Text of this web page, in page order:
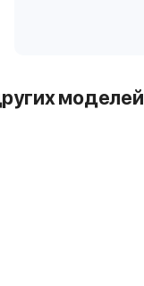
моделей